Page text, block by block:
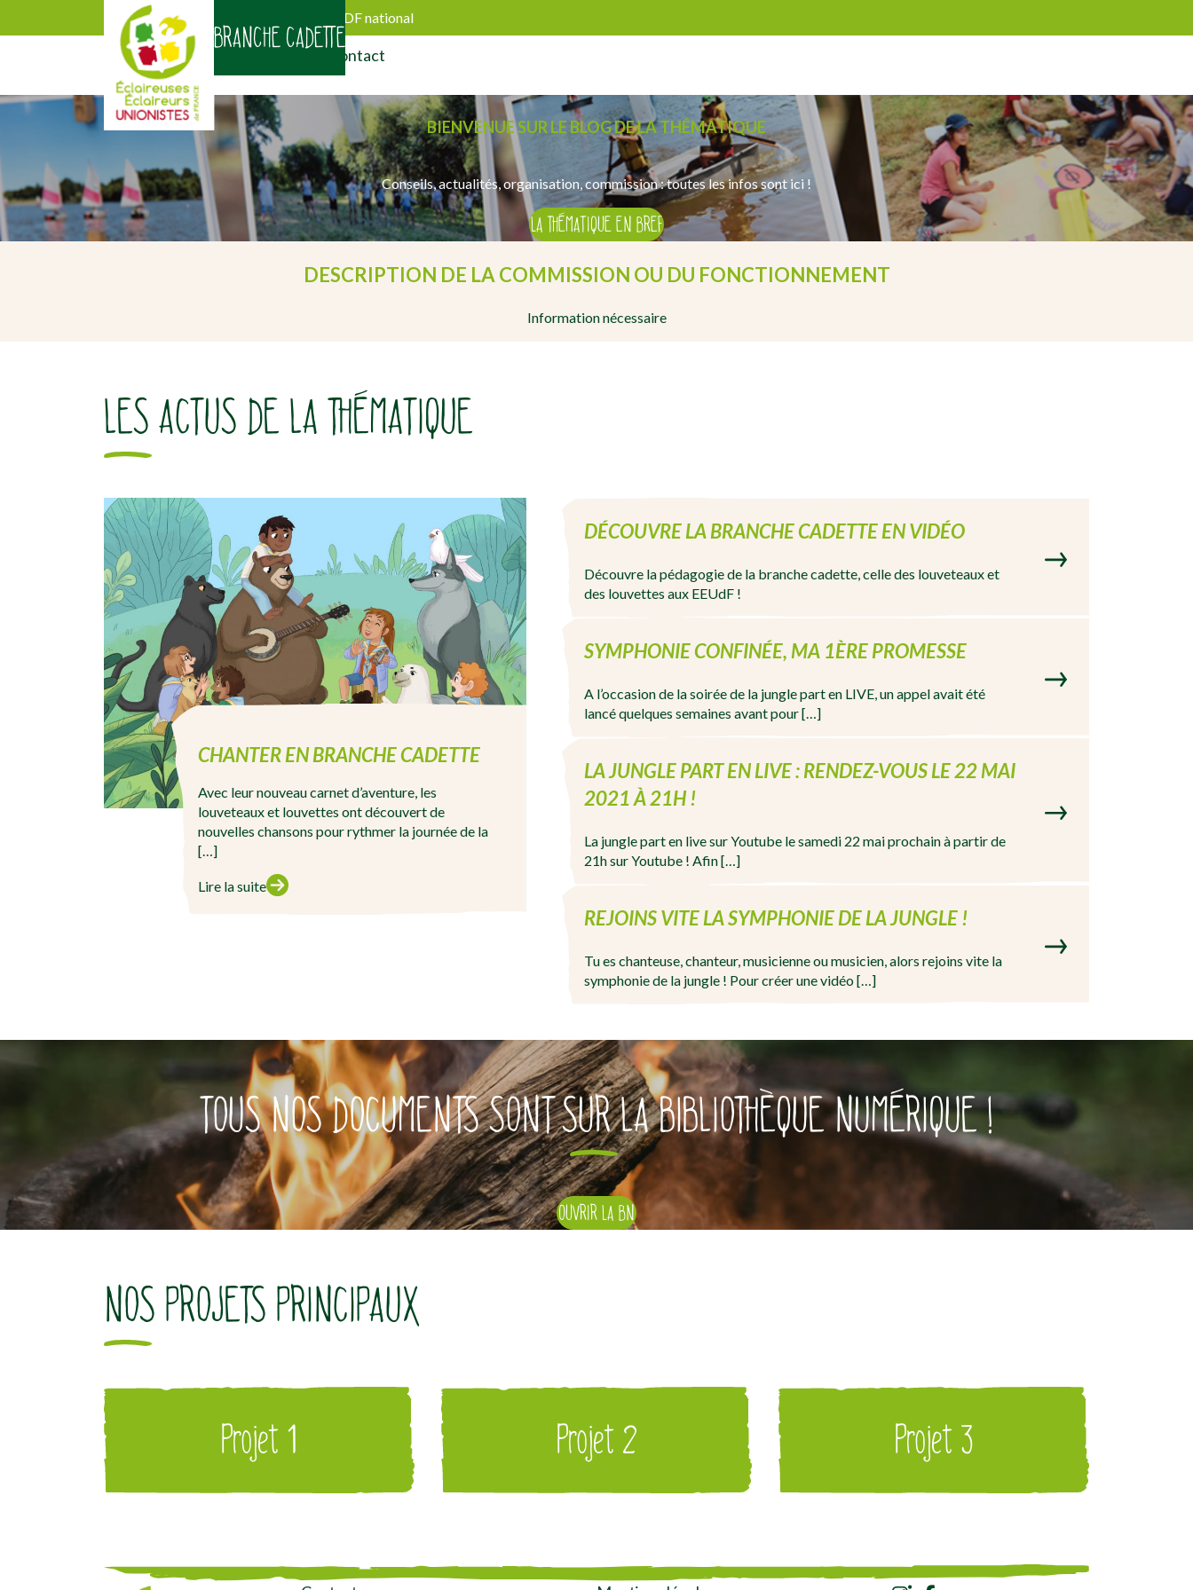
BRANCHE CADETTE
Découvrir le site EEUDF national
La thématique en bref Actualités Contact
BRANCHE CADETTE
[falc_top]
BIENVENUE SUR LE BLOG DE LA THÉMATIQUE
Conseils, actualités, organisation, commission : toutes les infos sont ici !
LA THÉMATIQUE EN BREF
DESCRIPTION DE LA COMMISSION OU DU FONCTIONNEMENT
Information nécessaire
LES ACTUS DE LA THÉMATIQUE
CHANTER EN BRANCHE CADETTE
Avec leur nouveau carnet d’aventure, les
louveteaux et louvettes ont découvert de
nouvelles chansons pour rythmer la journée de la
[…]
Lire la suite
DÉCOUVRE LA BRANCHE CADETTE EN VIDÉO
Découvre la pédagogie de la branche cadette, celle des louveteaux et
des louvettes aux EEUdF !
SYMPHONIE CONFINÉE, MA 1ÈRE PROMESSE
A l’occasion de la soirée de la jungle part en LIVE, un appel avait été
lancé quelques semaines avant pour […]
LA JUNGLE PART EN LIVE : RENDEZ-VOUS LE 22 MAI
2021 À 21H !
La jungle part en live sur Youtube le samedi 22 mai prochain à partir de
21h sur Youtube ! Afin […]
REJOINS VITE LA SYMPHONIE DE LA JUNGLE !
Tu es chanteuse, chanteur, musicienne ou musicien, alors rejoins vite la
symphonie de la jungle ! Pour créer une vidéo […]
TOUS NOS DOCUMENTS SONT SUR LA BIBLIOTHÈQUE NUMÉRIQUE !
OUVRIR LA BN
NOS PROJETS PRINCIPAUX
Projet 1 Projet 2 Projet 3